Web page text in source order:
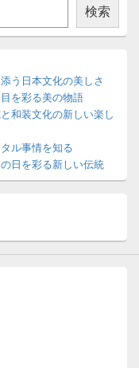
検索
う日本文化の美しさ
を彩る美の物語
和装文化の新しい楽し
ル事情を知る
日を彩る新しい伝統